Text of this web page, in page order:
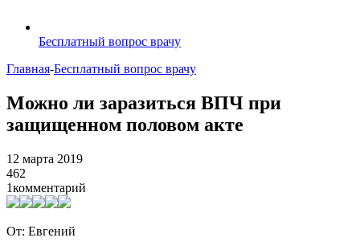
Бесплатный вопрос врачу
Главная-Бесплатный вопрос врачу
Можно ли заразиться ВПЧ при
защищенном половом акте
12 марта 2019
462
1комментарий
От: Евгений